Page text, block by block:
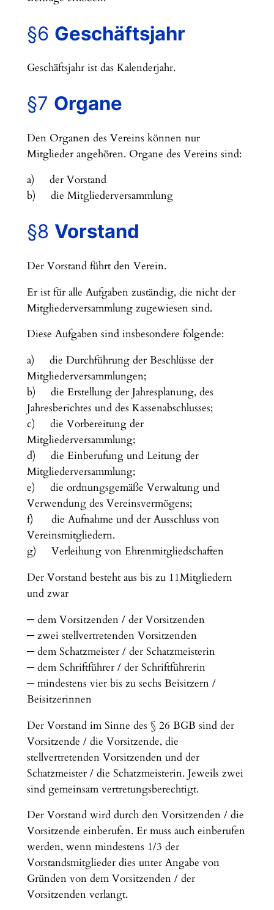
§6 Geschäftsjahr
Geschäftsjahr ist das Kalenderjahr.
§7 Organe
Den Organen des Vereins können nur
Mitglieder angehören. Organe des Vereins sind:
a) der Vorstand
b) die Mitgliederversammlung
§8 Vorstand
Der Vorstand führt den Verein.
Er ist für alle Aufgaben zuständig, die nicht der
Mitgliederversammlung zugewiesen sind.
Diese Aufgaben sind insbesondere folgende:
a) die Durchführung der Beschlüsse der
Mitgliederversammlungen;
b) die Erstellung der Jahresplanung, des
Jahresberichtes und des Kassenabschlusses;
c) die Vorbereitung der
Mitgliederversammlung;
d) die Einberufung und Leitung der
Mitgliederversammlung;
e) die ordnungsgemäße Verwaltung und
Verwendung des Vereinsvermögens;
f) die Aufnahme und der Ausschluss von
Vereinsmitgliedern.
g) Verleihung von Ehrenmitgliedschaften
Der Vorstand besteht aus bis zu 11Mitgliedern
und zwar
─ dem Vorsitzenden / der Vorsitzenden
─ zwei stellvertretenden Vorsitzenden
─ dem Schatzmeister / der Schatzmeisterin
─ dem Schriftführer / der Schriftführerin
─ mindestens vier bis zu sechs Beisitzern /
Beisitzerinnen
Der Vorstand im Sinne des § 26 BGB sind der
Vorsitzende / die Vorsitzende, die
stellvertretenden Vorsitzenden und der
Schatzmeister / die Schatzmeisterin. Jeweils zwei
sind gemeinsam vertretungsberechtigt.
Der Vorstand wird durch den Vorsitzenden / die
Vorsitzende einberufen. Er muss auch einberufen
werden, wenn mindestens 1/3 der
Vorstandsmitglieder dies unter Angabe von
Gründen von dem Vorsitzenden / der
Vorsitzenden verlangt.